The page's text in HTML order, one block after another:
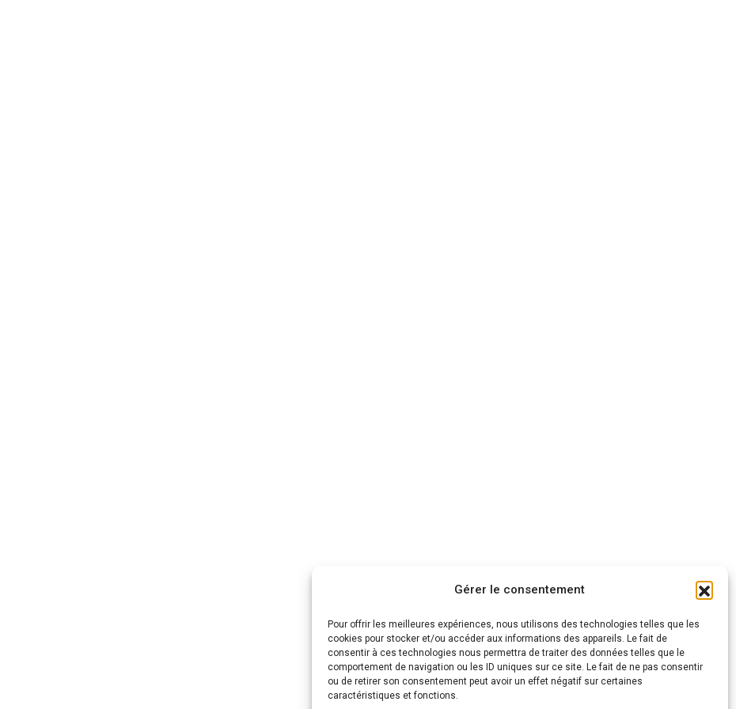
Gérer le consentement
Pour offrir les meilleures expériences, nous utilisons des technologies telles que les
cookies pour stocker et/ou accéder aux informations des appareils. Le fait de
consentir à ces technologies nous permettra de traiter des données telles que le
comportement de navigation ou les ID uniques sur ce site. Le fait de ne pas consentir
ou de retirer son consentement peut avoir un effet négatif sur certaines
caractéristiques et fonctions.